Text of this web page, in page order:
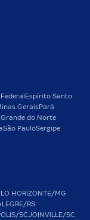
Espírito Santo
Gerais Pará
Grande do Norte
São PauloSergipe
HORIZONTE/MG
RS
SCJOINVILLE/SC